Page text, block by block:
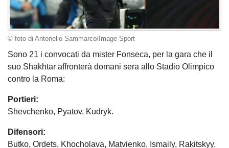
© foto di Antonello Sammarco/Image Sport
Sono 21 i convocati da mister Fonseca, per la gara che il
suo Shakhtar affronterà domani sera allo Stadio Olimpico
contro la Roma:
Portieri:
Shevchenko, Pyatov, Kudryk.
Difensori:
Butko, Ordets, Khocholava, Matvienko, Ismaily, Rakitskyy.